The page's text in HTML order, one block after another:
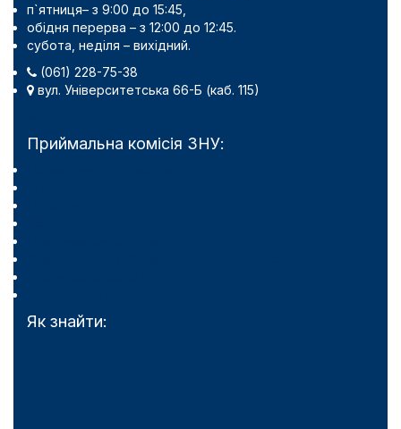
п`ятниця– з 9:00 до 15:45,
обідня перерва – з 12:00 до 12:45.
субота, неділя – вихідний.
(061) 228-75-38
вул. Університетська 66-Б (каб. 115)
Приймальна комісія ЗНУ:
Як знайти: